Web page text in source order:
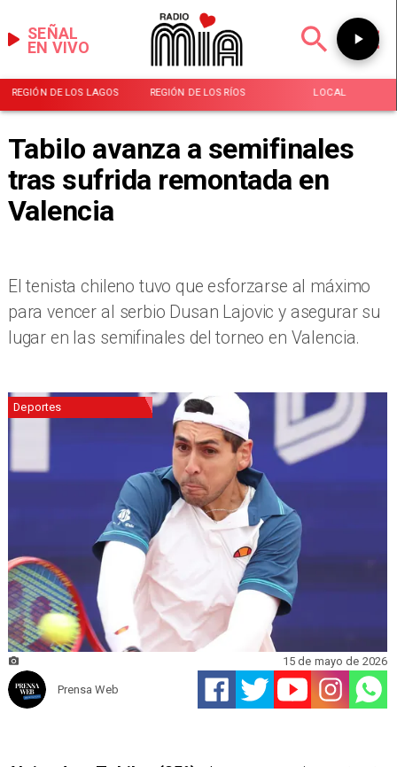
EN VIVO
SEÑAL
REGIÓN DE LOS LAGOS REGIÓN DE LOS RÍOS LOCAL
Tabilo avanza a semifinales
tras sufrida remontada en
Valencia
El tenista chileno tuvo que esforzarse al máximo
para vencer al serbio Dusan Lajovic y asegurar su
lugar en las semifinales del torneo en Valencia.
Deportes
Prensa Web
15 de mayo de 2026